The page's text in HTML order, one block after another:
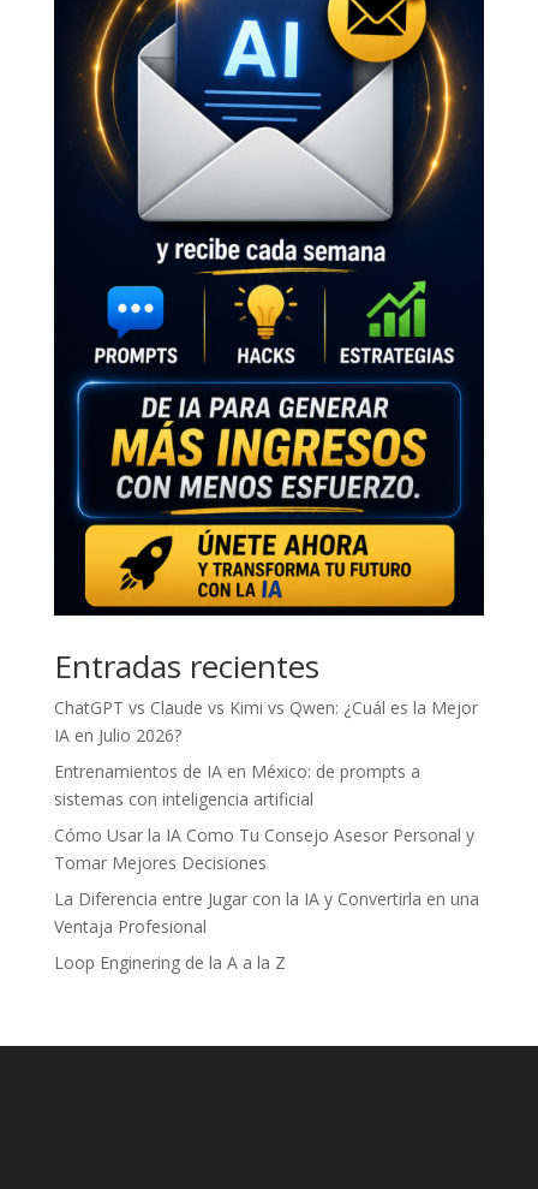
Entradas recientes
ChatGPT vs Claude vs Kimi vs Qwen: ¿Cuál es la Mejor
IA en Julio 2026?
Entrenamientos de IA en México: de prompts a
sistemas con inteligencia artificial
Cómo Usar la IA Como Tu Consejo Asesor Personal y
Tomar Mejores Decisiones
La Diferencia entre Jugar con la IA y Convertirla en una
Ventaja Profesional
Loop Enginering de la A a la Z